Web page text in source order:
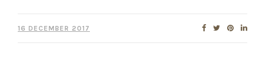
16 DECEMBER 2017